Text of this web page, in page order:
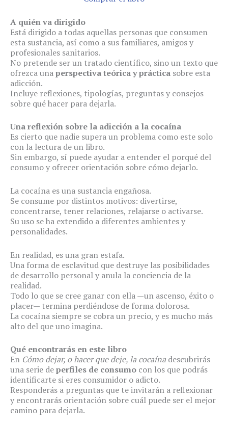
A quién va dirigido
Está dirigido a todas aquellas personas que consumen
esta sustancia, así como a sus familiares, amigos y
profesionales sanitarios.
No pretende ser un tratado científico, sino un texto que
ofrezca unaperspectiva teórica y práctica sobre esta
adicción.
Incluye reflexiones, tipologías, preguntas y consejos
sobre qué hacer para dejarla.
Una reflexión sobre la adicción a la cocaína
Es cierto que nadie supera un problema como este solo
con la lectura de un libro.
Sin embargo, sí puede ayudar a entender el porqué del
consumo y ofrecer orientación sobre cómo dejarlo.
La cocaína es una sustancia engañosa.
Se consume por distintos motivos: divertirse,
concentrarse, tener relaciones, relajarse o activarse.
Su uso se ha extendido a diferentes ambientes y
personalidades.
En realidad, es una gran estafa.
Una forma de esclavitud que destruye las posibilidades
de desarrollo personal y anula la conciencia de la
realidad.
Todo lo que se cree ganar con ella —un ascenso, éxito o
placer— termina perdiéndose de forma dolorosa.
La cocaína siempre se cobra un precio, y es mucho más
alto del que uno imagina.
Qué encontrarás en este libro
En Cómo dejar, o hacer que deje, la cocaína descubrirás
una serie deperfiles de consumo con los que podrás
identificarte si eres consumidor o adicto.
Responderás a preguntas que te invitarán a reflexionar
y encontrarás orientación sobre cuál puede ser el mejor
camino para dejarla.